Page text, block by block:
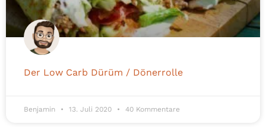
Der Low Carb Dürüm / Dönerrolle
Benjamin 13. Juli 2020 40 Kommentare